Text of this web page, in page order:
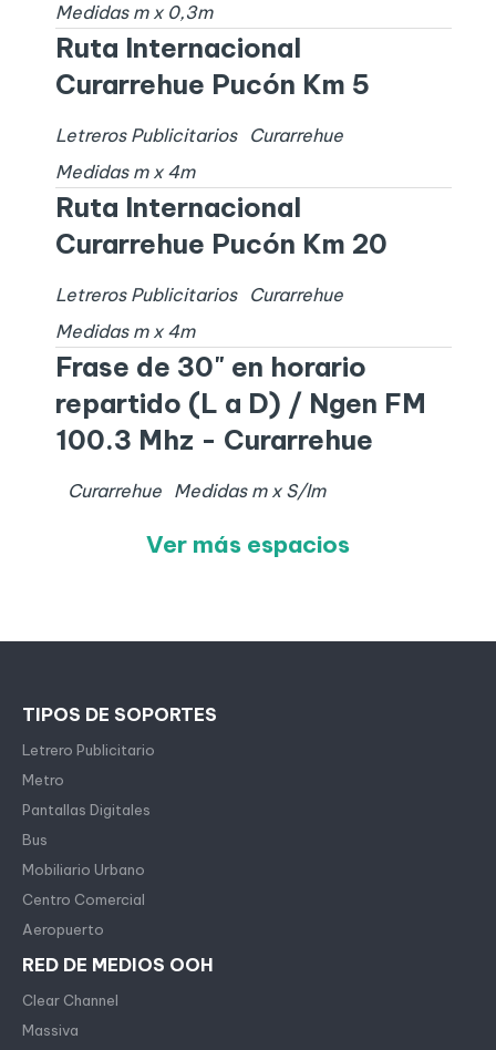
Medidas m x 0,3m
Ruta Internacional
Curarrehue Pucón Km 5
Letreros Publicitarios
Curarrehue
Medidas m x 4m
Ruta Internacional
Curarrehue Pucón Km 20
Letreros Publicitarios
Curarrehue
Medidas m x 4m
Frase de 30" en horario
repartido (L a D) / Ngen FM
100.3 Mhz - Curarrehue
Curarrehue Medidas m x S/Im
Ver más espacios
TIPOS DE SOPORTES
Letrero Publicitario
Metro
Pantallas Digitales
Bus
Mobiliario Urbano
Centro Comercial
Aeropuerto
RED DE MEDIOS OOH
Clear Channel
Massiva